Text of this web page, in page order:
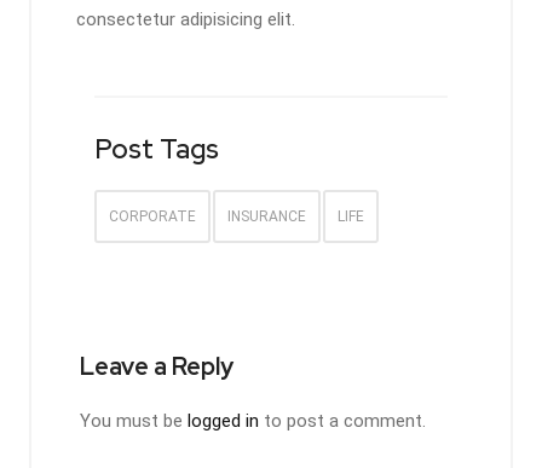
consectetur adipisicing elit.
Post Tags
CORPORATE INSURANCE LIFE
Leave a Reply
You must be logged in to post a comment.